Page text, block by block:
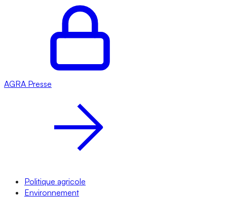
AGRA Presse
Politique agricole
Environnement